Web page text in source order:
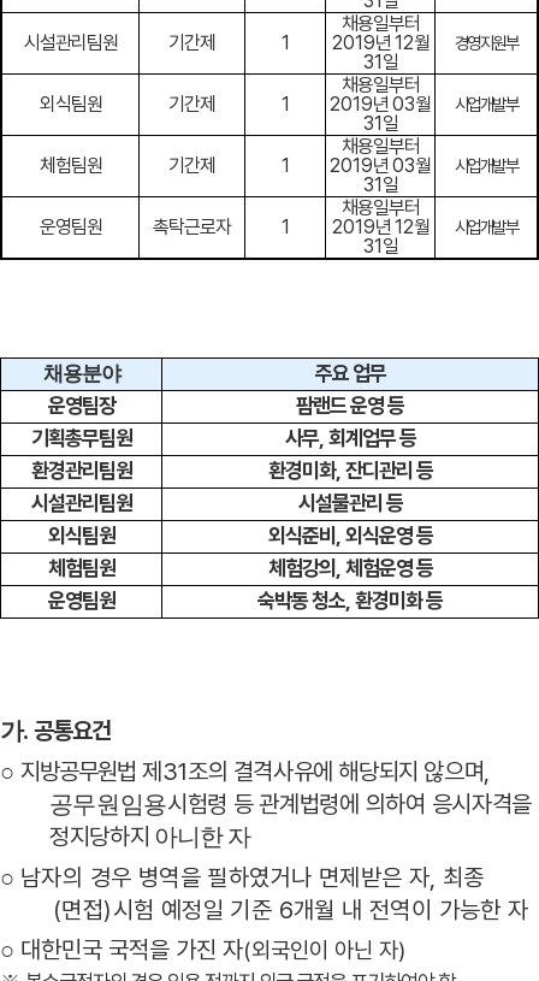
시설관리팀원 기간제 1
채용일부터
2019년 12월
31일
경영지원부
외식팀원 기간제 1
채용일부터
2019년 03월
31일
사업개발부
체험팀원 기간제 1
채용일부터
2019년 03월
31일
사업개발부
운영팀원 촉탁근로자 1
채용일부터
2019년 12월
31일
사업개발부
채용분야
주요 업무
운영팀장
팜랜드 운영 등
기획총무팀원
사무, 회계업무 등
환경관리팀원
환경미화, 잔디관리 등
시설관리팀원
시설물관리 등
외식팀원
외식준비
외식운영 등
체험팀원
체험강의 체험운영 등
운영팀원
숙박동 청소 환경미화 등
가. 공통요건
○ 지방공무원법 제 31조의 결격사유에 해당되지 않으며,
공무원임용시험령 등 관계법령에 의하여 응시자격을
정지당하지 아니한 자
○ 남자의 경우 병역을 필하였거나 면제받은 자 최종
(면접)시험 예정일 기준 6개월 내 전역이 가능한 자
○ 대한민국 국적을 가진 자(외국인이 아닌 자)